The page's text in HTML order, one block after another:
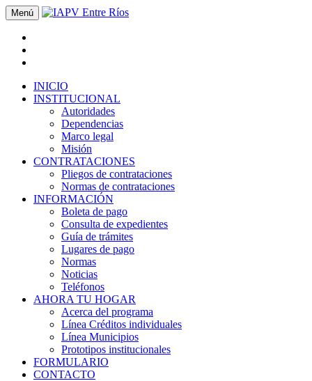
Menú
INICIO
INSTITUCIONAL
Autoridades
Dependencias
Marco legal
Misión
CONTRATACIONES
Pliegos de contrataciones
Normas de contrataciones
INFORMACIÓN
Boleta de pago
Consulta de expedientes
Guía de trámites
Lugares de pago
Normas
Noticias
Teléfonos
AHORA TU HOGAR
Acerca del programa
Línea Créditos individuales
Línea Municipios
Prototipos institucionales
FORMULARIO
CONTACTO